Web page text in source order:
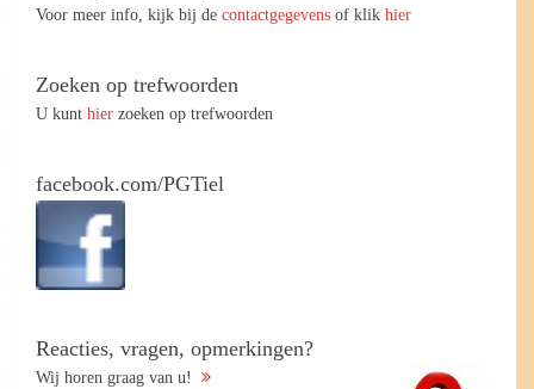
Voor meer info, kijk bij de contactgegevens of klik hier
Zoeken op trefwoorden
U kunt hier zoeken op trefwoorden
facebook.com/PGTiel
Reacties, vragen, opmerkingen?
Wij horen graag van u!